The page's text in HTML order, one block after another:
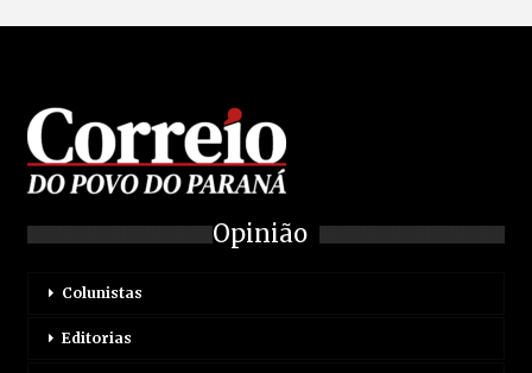
Opinião
Colunistas
Editorias